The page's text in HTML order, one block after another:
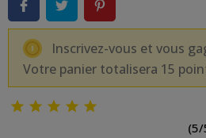
Inscrivez-vous et vous
Votre panier totalisera 15
    